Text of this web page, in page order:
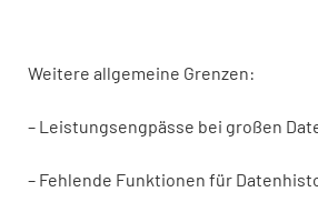
Weitere allgemeine Grenzen:
– Leistungsengpässe bei großen
– Fehlende Funktionen für